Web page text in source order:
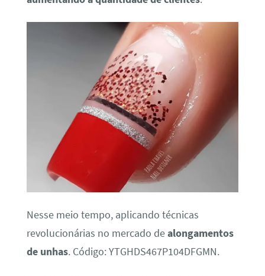
Nesse meio tempo, aplicando técnicas
revolucionárias no mercado dealongamentos
de unhas. Código: YTGHDS467P104DFGMN.